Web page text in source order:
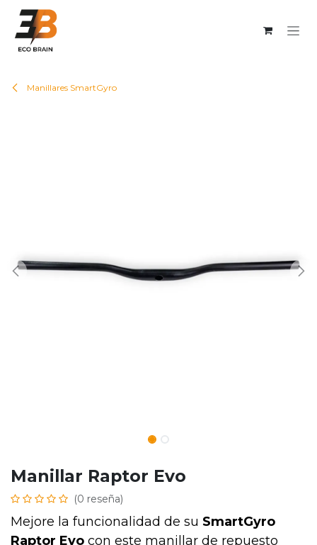
Manillares SmartGyro
Manillar Raptor Evo
(0 reseña)
Mejore la funcionalidad de su SmartGyro
Raptor Evo con este manillar de repuesto